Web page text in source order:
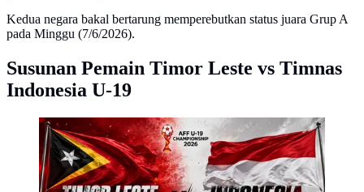
Kedua negara bakal bertarung memperebutkan status juara Grup A
pada Minggu (7/6/2026).
Susunan Pemain Timor Leste vs Timnas
Indonesia U-19
Ilustrasi Timnas Timor Leste U-19 vs Timnas Indonesia
U-19, Piala AFF U-19 2026. (Foto by ChatGPT)